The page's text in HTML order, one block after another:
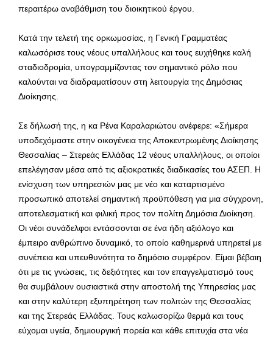
περαιτέρω αναβάθμιση του διοικητικού έργου.
Κατά την τελετή της ορκωμοσίας, η Γενική Γραμματέας
καλωσόρισε τους νέους υπαλλήλους και τους ευχήθηκε καλή
σταδιοδρομία, υπογραμμίζοντας τον σημαντικό ρόλο που
καλούνται να διαδραματίσουν στη λειτουργία της Δημόσιας
Διοίκησης.
Σε δήλωσή της, η κα Ρένα Καραλαριώτου ανέφερε: «Σήμερα
υποδεχόμαστε στην οικογένεια της Αποκεντρωμένης Διοίκησης
Θεσσαλίας – Στερεάς Ελλάδας 12 νέους υπαλλήλους, οι οποίοι
επελέγησαν μέσα από τις αξιοκρατικές διαδικασίες του ΑΣΕΠ. Η
ενίσχυση των υπηρεσιών μας με νέο και καταρτισμένο
προσωπικό αποτελεί σημαντική προϋπόθεση για μια σύγχρονη,
αποτελεσματική και φιλική προς τον πολίτη Δημόσια Διοίκηση.
Οι νέοι συνάδελφοι εντάσσονται σε ένα ήδη αξιόλογο και
έμπειρο ανθρώπινο δυναμικό, το οποίο καθημερινά υπηρετεί με
συνέπεια και υπευθυνότητα το δημόσιο συμφέρον. Είμαι βέβαιη
ότι με τις γνώσεις, τις δεξιότητες και τον επαγγελματισμό τους
θα συμβάλουν ουσιαστικά στην αποστολή της Υπηρεσίας μας
και στην καλύτερη εξυπηρέτηση των πολιτών της Θεσσαλίας
και της Στερεάς Ελλάδας. Τους καλωσορίζω θερμά και τους
εύχομαι υγεία, δημιουργική πορεία και κάθε επιτυχία στα νέα